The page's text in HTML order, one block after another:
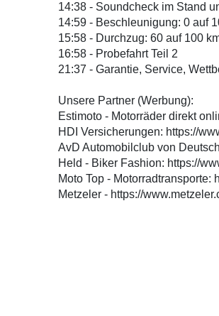
14:38 - Soundcheck im Stand
14:59 - Beschleunigung: 0 auf
15:58 - Durchzug: 60 auf 100
16:58 - Probefahrt Teil 2
21:37 - Garantie, Service,
Unsere Partner (Werbung):
Estimoto - Motorräder direkt
HDI Versicherungen: https://
AvD Automobilclub von
Held - Biker Fashion: https://
Moto Top - Motorradtransporte:
Metzeler - https://